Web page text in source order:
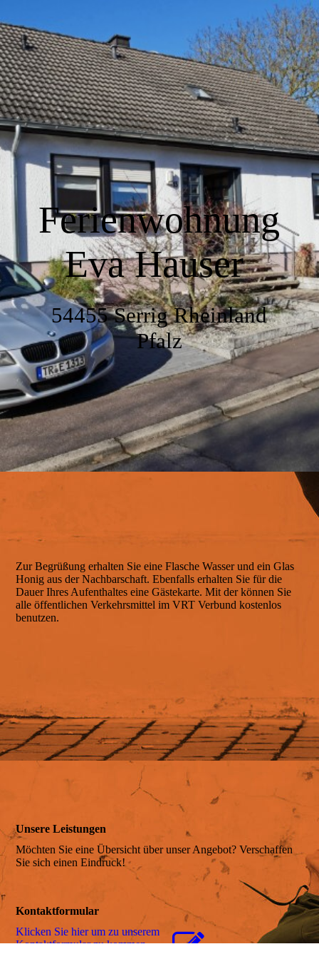
Ferienwohnung
Eva Hauser
54455 Serrig Rheinland
Pfalz
Zur Begrüßung erhalten Sie eine Flasche Wasser und ein Glas
Honig aus der Nachbarschaft. Ebenfalls erhalten Sie für die
Dauer Ihres Aufenthaltes eine Gästekarte. Mit der können Sie
alle öffentlichen Verkehrsmittel im VRT Verbund kostenlos
benutzen.
Unsere Leistungen
Möchten Sie eine Übersicht über unser Angebot? Verschaffen
Sie sich einen Eindruck!
Kontaktformular
Klicken Sie hier um zu unserem
Kon­takt­for­mu­lar zu kommen
Home
Wir über uns
Wohnen
Schlafen
Bad
Der Garten
Ausstattung
Service
Belegungsplan
Online-Anfragen
Online-Buchen